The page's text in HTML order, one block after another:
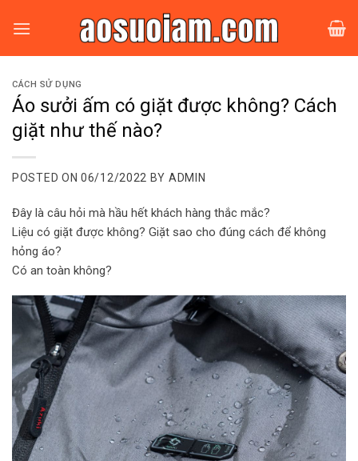
CÁCH SỬ DỤNG
Áo sưởi ấm có giặt được không? Cách
giặt như thế nào?
POSTED ON 06/12/2022 BY ADMIN
Đây là câu hỏi mà hầu hết khách hàng thắc mắc?
Liệu có giặt được không? Giặt sao cho đúng cách để không
hỏng áo?
Có an toàn không?